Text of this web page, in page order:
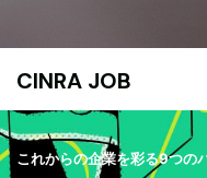
CINRA JOB
これからの企業を彩る9つの